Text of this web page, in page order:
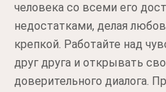
человека со всеми его
недостатками, делая
крепкой. Работайте над
друг друга и открывать
доверительного диалога.